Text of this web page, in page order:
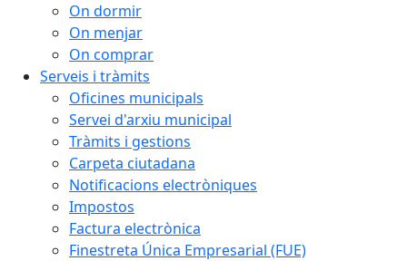
On dormir
On menjar
On comprar
Serveis i tràmits
Oficines municipals
Servei d'arxiu municipal
Tràmits i gestions
Carpeta ciutadana
Notificacions electròniques
Impostos
Factura electrònica
Finestreta Única Empresarial (FUE)